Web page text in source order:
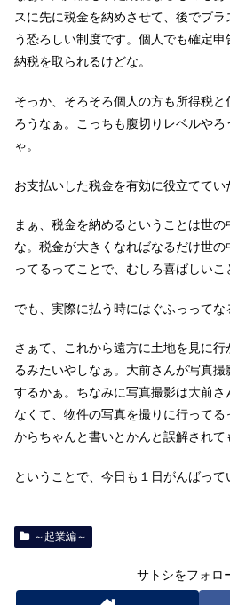
スに先に税金を納めさせて、後でプ
う恐ろしい制度です。個人でも確定
納税を取られるけどな。
そっか、そろそろ個人の方も所得税
ろうなぁ。こっちも腹切りレベルや
ゃ。
お支払いした税金を有効に役立ててい
まぁ、税金を納めるということは世
な。税金が大きくなればなるだけ世
ってるってことで、むしろ喜ばしいこ
でも、実際に払う時にはぐふっってな
さぁて、これから遠方に土地を見に
るみたいやしなぁ。大前さんが写真
するかぁ。ちなみに写真撮影は大前
なくて、物件の写真を撮りに行って
からちゃんと書いとかんと誤解されて
ということで、今日も１日がんばって
～起業編～
サトシをフォロ